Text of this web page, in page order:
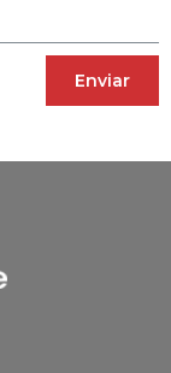
Enviar